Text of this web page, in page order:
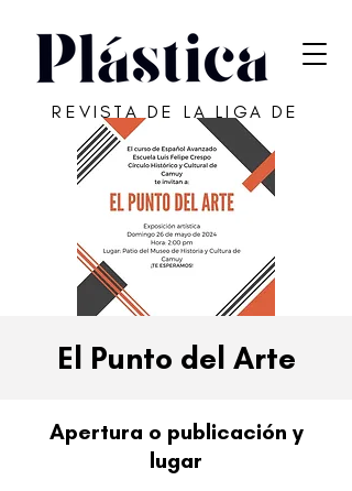
REVISTA DE LA LIGA DE
ARTE DE SAN JUAN
El Punto del Arte
Apertura o publicación y
lugar